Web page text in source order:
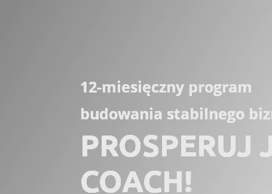
12-miesięczny program
budowania stabilnego
PROSPERUJ
COACH!